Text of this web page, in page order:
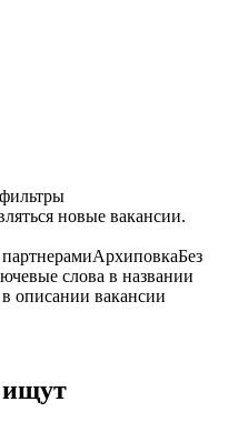
новые вакансии.
АрхиповкаБез
слова в названии
описании вакансии
ищут